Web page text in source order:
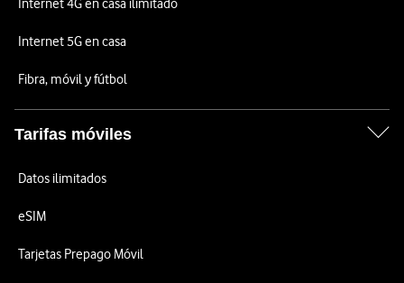
Internet 4G en casa ilimitado
Internet 5G en casa
Fibra, móvil y fútbol
Tarifas móviles
Datos ilimitados
eSIM
Tarjetas Prepago Móvil